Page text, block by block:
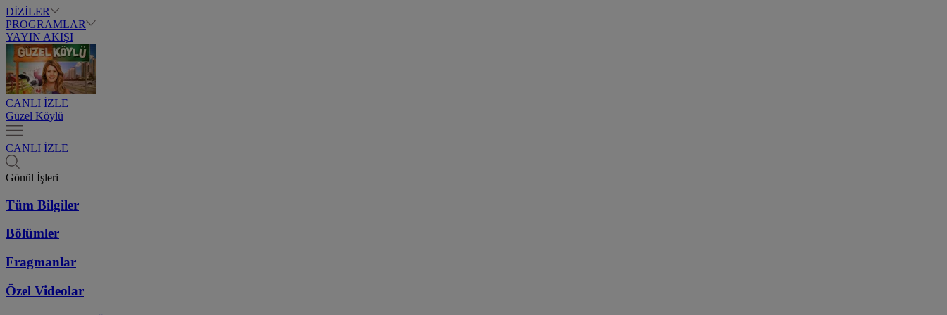
DİZİLER
PROGRAMLAR
YAYIN AKIŞI
CANLI İZLE
Güzel Köylü
CANLI İZLE
Gönül İşleri
Tüm Bilgiler
Bölümler
Fragmanlar
Özel Videolar